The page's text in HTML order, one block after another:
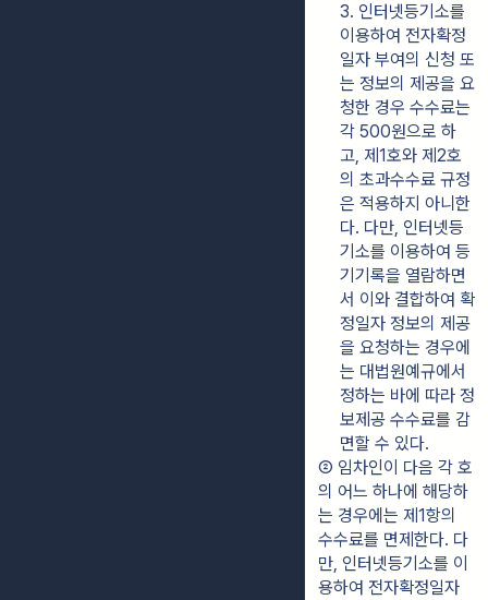
3. 인터넷등기소를
이용하여 전자확정
일자 부여의 신청 또
는 정보의 제공을 요
청한 경우 수수료는
각 500원으로 하
고, 제1호와 제2호
의 초과수수료 규정
은 적용하지 아니한
다. 다만, 인터넷등
기소를 이용하여 등
기기록을 열람하면
서 이와 결합하여 확
정일자 정보의 제공
을 요청하는 경우에
는 대법원예규에서
정하는 바에 따라 정
보제공 수수료를 감
면할 수 있다.
② 임차인이 다음 각 호
의 어느 하나에 해당하
는 경우에는 제1항의
수수료를 면제한다. 다
만, 인터넷등기소를 이
용하여 전자확정일자